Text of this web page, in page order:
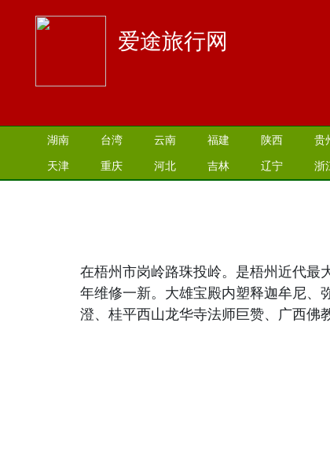
爱途旅行网
湖南 台湾 云南 福建 陕西 贵
天津
重庆 河北 吉林 辽宁 浙
在梧州市岗岭路珠投岭。是梧州近代最
年维修一新。大雄宝殿内塑释迦牟尼、
澄、桂平西山龙华寺法师巨赞、广西佛